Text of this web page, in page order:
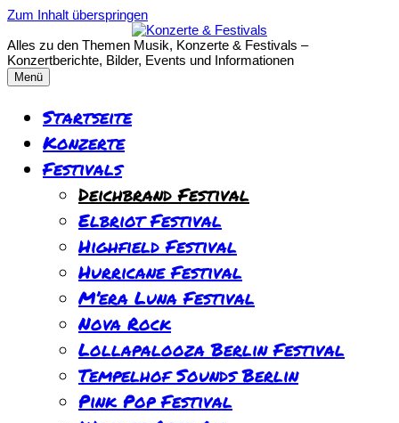
Zum Inhalt überspringen
Alles zu den Themen Musik, Konzerte & Festivals –
Konzertberichte, Bilder, Events und Informationen
Menü
Startseite
Konzerte
Festivals
Deichbrand Festival
Elbriot Festival
Highfield Festival
Hurricane Festival
M’era Luna Festival
Nova Rock
Lollapalooza Berlin Festival
Tempelhof Sounds Berlin
Pink Pop Festival